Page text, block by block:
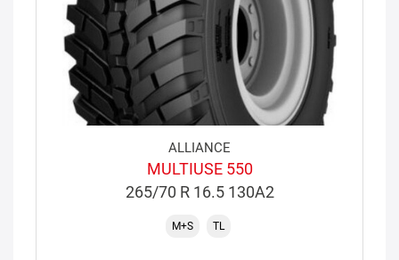
ALLIANCE
MULTIUSE 550
265/70 R 16.5 130A2
M+S TL